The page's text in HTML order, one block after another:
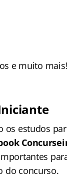
e muito mais!
os estudos
do concurso.